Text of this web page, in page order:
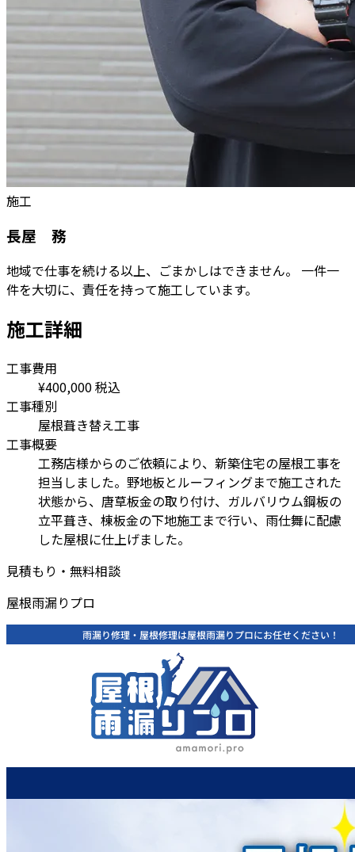
施工
長屋 務
地域で仕事を続ける以上、ごまかしはできません。 一件一
件を大切に、責任を持って施工しています。
施工詳細
工事費用
¥400,000税込
工事種別
屋根葺き替え工事
工事概要
工務店様からのご依頼により、新築住宅の屋根工事を
担当しました。野地板とルーフィングまで施工された
状態から、唐草板金の取り付け、ガルバリウム鋼板の
立平葺き、棟板金の下地施工まで行い、雨仕舞に配慮
した屋根に仕上げました。
見積もり・無料相談
屋根雨漏りプロ